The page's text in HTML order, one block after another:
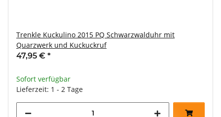
Trenkle Kuckulino 2015 PQ Schwarzwalduhr mit
Quarzwerk und Kuckuckruf
47,95 € *
Sofort verfügbar
Lieferzeit: 1 - 2 Tage